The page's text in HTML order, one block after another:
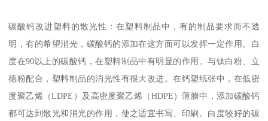
碳酸钙改进塑料的散光性：在塑料制品中，有的制品要求而不透
明，有的希望消光，碳酸钙的添加在这方面可以发挥一定作用。白
度在90以上的碳酸钙，在塑料制品中有明显的作用。与钛白粉、立
德粉配合，塑料制品的消光性有很大改进。在钙塑纸张中，在低密
度聚乙烯（LDPE）及高密度聚乙烯（HDPE）薄膜中，添加碳酸钙
都可达到散光和消光的作用，使之适宜书写、印刷。白度较好的碳